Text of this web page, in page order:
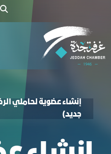
إنشاء عضوية
إنشاء عضوية لحاملي
جديد)